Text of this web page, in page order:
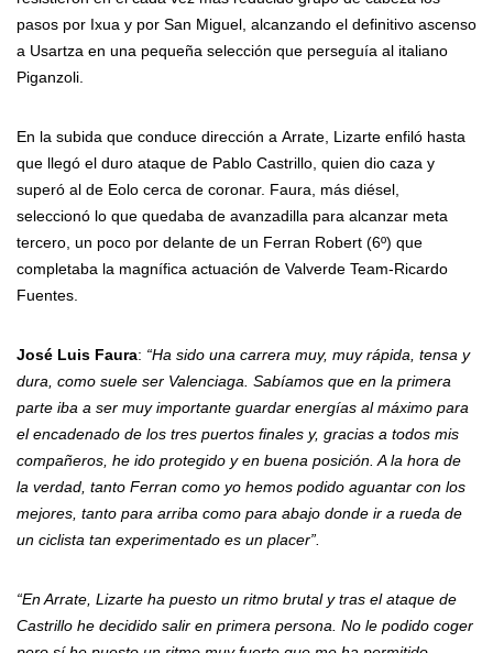
pasos por Ixua y por San Miguel, alcanzando el definitivo ascenso
a Usartza en una pequeña selección que perseguía al italiano
Piganzoli.
En la subida que conduce dirección a Arrate, Lizarte enfiló hasta
que llegó el duro ataque de Pablo Castrillo, quien dio caza y
superó al de Eolo cerca de coronar. Faura, más diésel,
seleccionó lo que quedaba de avanzadilla para alcanzar meta
tercero, un poco por delante de un Ferran Robert (6º) que
completaba la magnífica actuación de Valverde Team-Ricardo
Fuentes.
José Luis Faura: “Ha sido una carrera muy, muy rápida, tensa y
dura, como suele ser Valenciaga. Sabíamos que en la primera
parte iba a ser muy importante guardar energías al máximo para
el encadenado de los tres puertos finales y, gracias a todos mis
compañeros, he ido protegido y en buena posición. A la hora de
la verdad, tanto Ferran como yo hemos podido aguantar con los
mejores, tanto para arriba como para abajo donde ir a rueda de
un ciclista tan experimentado es un placer”.
“En Arrate, Lizarte ha puesto un ritmo brutal y tras el ataque de
Castrillo he decidido salir en primera persona. No le podido coger